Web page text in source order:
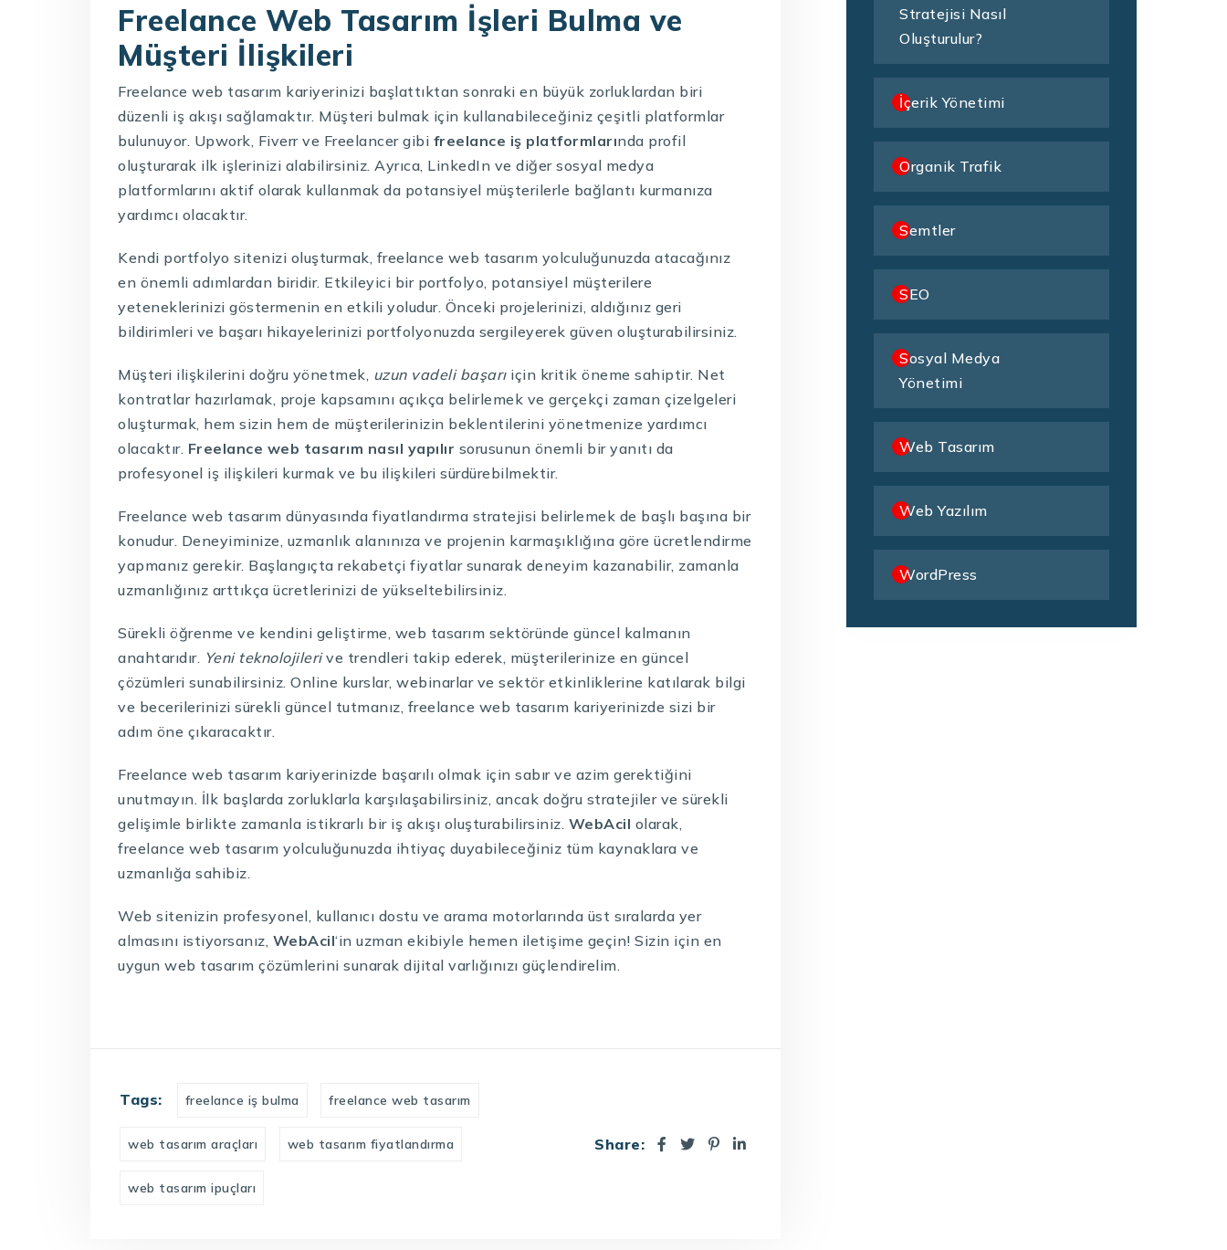
Freelance Web Tasarım İşleri Bulma ve
Müşteri İlişkileri
Freelance web tasarım kariyerinizi başlattıktan sonraki en büyük zorluklardan biri
düzenli iş akışı sağlamaktır. Müşteri bulmak için kullanabileceğiniz çeşitli platformlar
bulunuyor. Upwork, Fiverr ve Freelancer gibi freelance iş platformlarında profil
oluşturarak ilk işlerinizi alabilirsiniz. Ayrıca, LinkedIn ve diğer sosyal medya
platformlarını aktif olarak kullanmak da potansiyel müşterilerle bağlantı kurmanıza
yardımcı olacaktır.
Kendi portfolyo sitenizi oluşturmak, freelance web tasarım yolculuğunuzda atacağınız
en önemli adımlardan biridir. Etkileyici bir portfolyo, potansiyel müşterilere
yeteneklerinizi göstermenin en etkili yoludur. Önceki projelerinizi, aldığınız geri
bildirimleri ve başarı hikayelerinizi portfolyonuzda sergileyerek güven oluşturabilirsiniz.
Müşteri ilişkilerini doğru yönetmek, uzun vadeli başarıiçin kritik öneme sahiptir. Net
kontratlar hazırlamak, proje kapsamını açıkça belirlemek ve gerçekçi zaman çizelgeleri
oluşturmak, hem sizin hem de müşterilerinizin beklentilerini yönetmenize yardımcı
olacaktır. Freelance web tasarım nasıl yapılır sorusunun önemli bir yanıtı da
profesyonel iş ilişkileri kurmak ve bu ilişkileri sürdürebilmektir.
Freelance web tasarım dünyasında fiyatlandırma stratejisi belirlemek de başlı başına bir
konudur. Deneyiminize, uzmanlık alanınıza ve projenin karmaşıklığına göre ücretlendirme
yapmanız gerekir. Başlangıçta rekabetçi fiyatlar sunarak deneyim kazanabilir, zamanla
uzmanlığınız arttıkça ücretlerinizi de yükseltebilirsiniz.
Sürekli öğrenme ve kendini geliştirme, web tasarım sektöründe güncel kalmanın
anahtarıdır. Yeni teknolojilerive trendleri takip ederek, müşterilerinize en güncel
çözümleri sunabilirsiniz. Online kurslar, webinarlar ve sektör etkinliklerine katılarak bilgi
ve becerilerinizi sürekli güncel tutmanız, freelance web tasarım kariyerinizde sizi bir
adım öne çıkaracaktır.
Freelance web tasarım kariyerinizde başarılı olmak için sabır ve azim gerektiğini
unutmayın. İlk başlarda zorluklarla karşılaşabilirsiniz, ancak doğru stratejiler ve sürekli
gelişimle birlikte zamanla istikrarlı bir iş akışı oluşturabilirsiniz. WebAcil olarak,
freelance web tasarım yolculuğunuzda ihtiyaç duyabileceğiniz tüm kaynaklara ve
uzmanlığa sahibiz.
Web sitenizin profesyonel, kullanıcı dostu ve arama motorlarında üst sıralarda yer
almasını istiyorsanız, WebAcil‘in uzman ekibiyle hemen iletişime geçin! Sizin için en
uygun web tasarım çözümlerini sunarak dijital varlığınızı güçlendirelim.
Tags: freelance iş bulma freelance web tasarım
web tasarım araçları web tasarım fiyatlandırma
web tasarım ipuçları
Share:
Stratejisi Nasıl
Oluşturulur?
İçerik Yönetimi
Organik Trafik
Semtler
SEO
Sosyal Medya
Yönetimi
Web Tasarım
Web Yazılım
WordPress